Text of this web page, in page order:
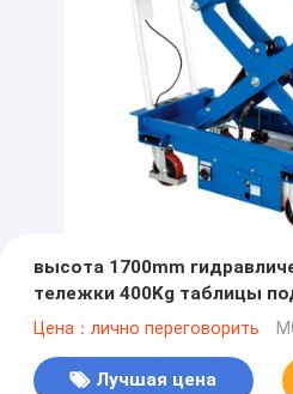
высота 1700mm
тележки 400Kg таблицы
Цена：лично переговорить
Лучшая цена